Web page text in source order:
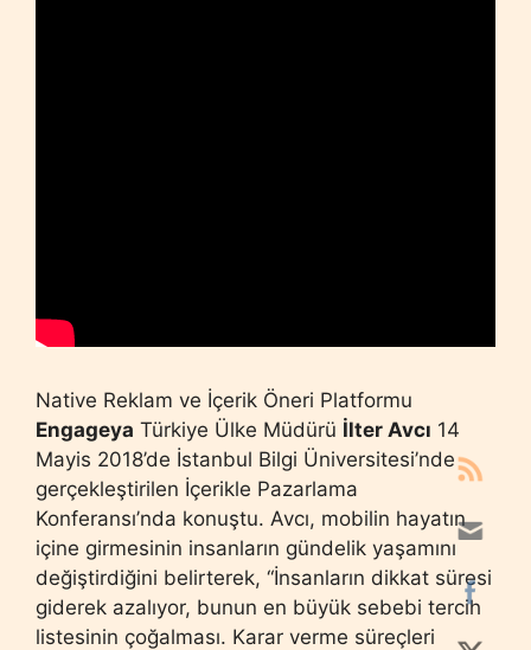
Native Reklam ve İçerik Öneri Platformu
Engageya Türkiye Ülke Müdürü İlter Avcı 14
Mayis 2018’de İstanbul Bilgi Üniversitesi’nde
gerçekleştirilen İçerikle Pazarlama
Konferansı’nda konuştu. Avcı, mobilin hayatın
içine girmesinin insanların gündelik yaşamını
değiştirdiğini belirterek, “İnsanların dikkat süresi
giderek azalıyor, bunun en büyük sebebi tercih
listesinin çoğalması. Karar verme süreçleri